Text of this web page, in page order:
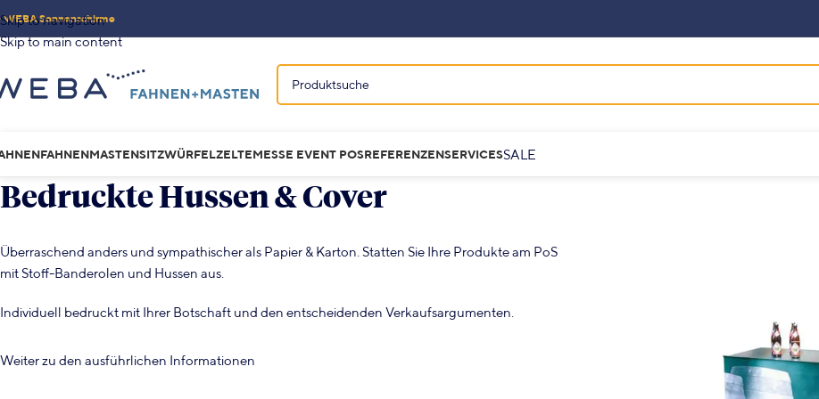
Skip to navigation
Skip to main content
Sonnenschirme
FAHNENMASTENSITZWÜRFELZELTEMESSE EVENT POSREFERENZENSERVICESSALE
HUSSEN & COVERS
Bedruckte Hussen & Cover
Überraschend anders und sympathischer als Papier & Karton. Statten Sie Ihre Produkte am PoS
mit Stoff-Banderolen und Hussen aus.
Individuell bedruckt mit Ihrer Botschaft und den entscheidenden Verkaufsargumenten.
Weiter zu den ausführlichen Informationen